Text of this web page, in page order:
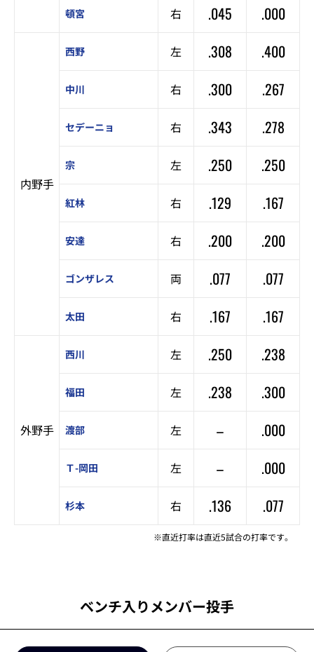
頓宮 右 .045 .000
内野手
西野 左 .308 .400
中川 右 .300 .267
セデーニョ 右 .343 .278
宗 左 .250 .250
紅林 右 .129 .167
安達 右 .200 .200
ゴンザレス 両 .077 .077
太田 右 .167 .167
外野手
西川 左 .250 .238
福田 左 .238 .300
渡部 左 – .000
Ｔ-岡田 左 – .000
杉本 右 .136 .077
※直近打率は直近5試合の打率です。
ベンチ入りメンバー投手